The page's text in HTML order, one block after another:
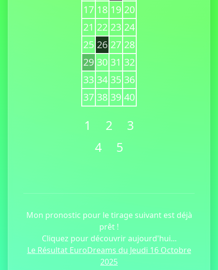
17 18 19 20
21 22 23 24
25 26 27 28
29 30 31 32
33 34 35 36
37 38 39 40
1 2
3
4
5
Mon pronostic pour le tirage suivant est déjà
prêt !
Cliquez pour découvrir aujourd'hui...
Le Résultat EuroDreams du Jeudi 16 Octobre
2025